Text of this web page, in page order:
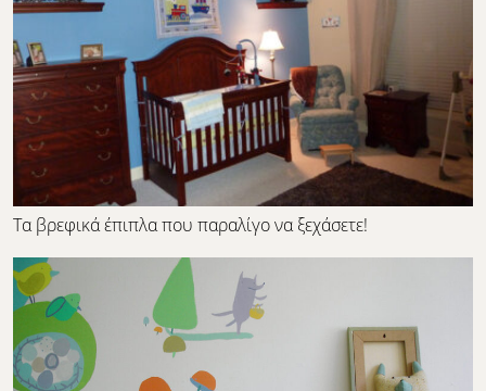
Τα βρεφικά έπιπλα που παραλίγο να ξεχάσετε!